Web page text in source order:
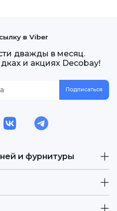
и фурнитуры
в Viber
дважды в месяц.
и акциях Decobay!